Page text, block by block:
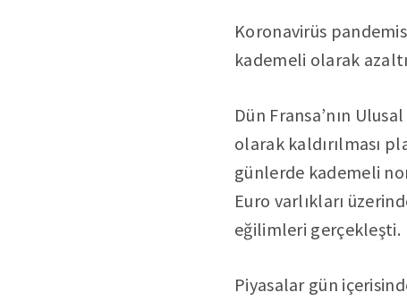
Koronavirüs
kademeli olarak
Dün Fransa’nın
olarak kaldırılması
günlerde kademeli
Euro varlıkları
eğilimleri gerçekleşti.
Piyasalar gün